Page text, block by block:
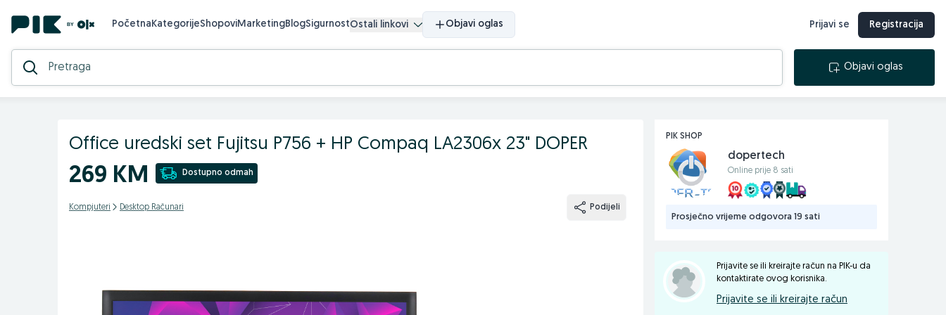
PočetnaKategorijeShopoviMarketingBlogSigurnostOstali linkovi Objavi oglas Prijavi se Registracija
Objavi oglas
Office uredski set Fujitsu P756 + HP Compaq LA2306x 23" DOPER
269 KM Dostupno odmah
Kompjuteri Desktop Računari Podijeli
PIK SHOP
dopertech
Online prije 8 sati
Prosječno vrijeme odgovora 19 sati
Prijavite se ili kreirajte račun na PIK-u da
kontaktirate ovog korisnika.
Prijavite se ili kreirajte račun